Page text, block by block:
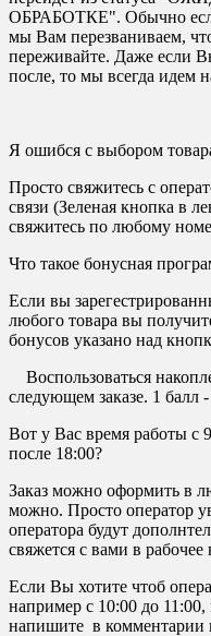
ОБРАБОТКЕ". Обычно
мы Вам перезваниваем,
переживайте. Даже если
после, то мы всегда идем
Я ошибся с выбором
Просто свяжитесь с
связи (Зеленая кнопка в
свяжитесь по любому
Что такое бонусная
Если вы
любого товара вы
бонусов указано над
Воспользоваться
следующем заказе. 1 балл
Вот у Вас время работы с
после 18:00?
Заказ можно оформить в
можно. Просто оператор
оператора будут
свяжется с вами в рабочее
Если Вы хотите чтоб
например с 10:00 до
напишите в комментарии